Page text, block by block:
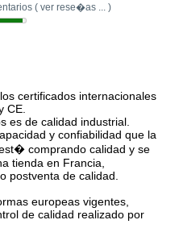
( ver rese�as ... )
certificados internacionales
CE.
es de calidad industrial.
y confiabilidad que la
comprando calidad y se
tienda en Francia,
postventa de calidad.
europeas vigentes,
de calidad realizado por